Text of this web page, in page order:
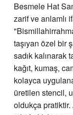
Besmele Hat
zarif ve anlamlı
taşıyan özel bir
sadık kalınarak
kağıt, kumaş,
kolayca
üretilen stencil,
oldukça